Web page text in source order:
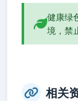
健康绿
境，禁
相关